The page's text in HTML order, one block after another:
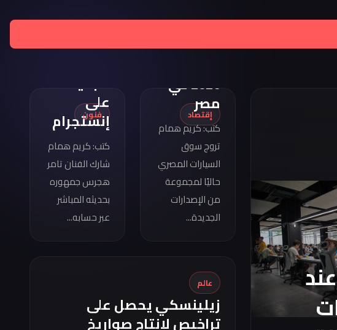
إقتصاد
مواصفات
كوبرا
2026 في
مصر
كتب: كريم همام
تروج سوق
السيارات المصري
حاليًا لمجموعة
من الإصدارات
الجديدة...
فنون
هجرس
يشارك
الجديدة
على
إنستجرام
كتب: كريم همام
شارك الفنان تامر
هجرس جمهوره
بحديثه المباشر
عبر حسابه...
عالم
زيلينسكي يحصل على
تراخيص لإنتاج صواريخ